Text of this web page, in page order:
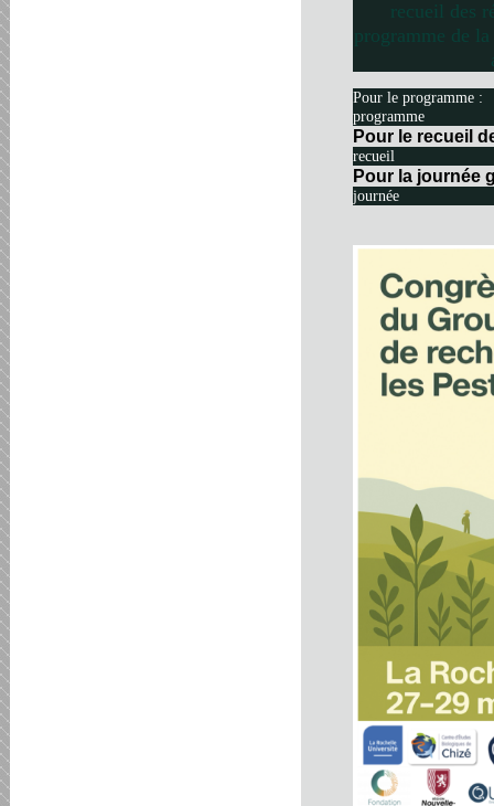
recueil des
programme de
Pour le programme :
programme
Pour le recueil
recueil
Pour la journée
journée